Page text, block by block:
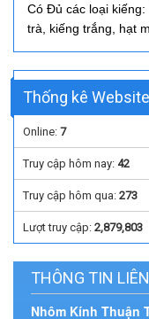
Có Đủ các loại kiếng:
trà, kiếng trắng, hạt
Thống kê Website
Online: 7
Truy cập hôm nay: 42
Truy cập hôm qua: 273
Lượt truy cập: 2,879,803
THÔNG TIN
Nhôm Kính Thuận